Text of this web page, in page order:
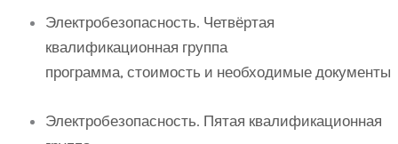
Электробезопасность. Четвёртая
квалификационная группа
программа, стоимость и необходимые документы
Электробезопасность. Пятая квалификационная